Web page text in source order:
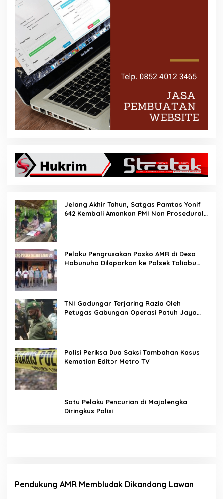
Jelang Akhir Tahun, Satgas Pamtas Yonif
642 Kembali Amankan PMI Non Prosedural
Pelaku Pengrusakan Posko AMR di Desa
Habunuha Dilaporkan ke Polsek Taliabu
TNI Gadungan Terjaring Razia Oleh
Petugas Gabungan Operasi Patuh Jaya
Polisi Periksa Dua Saksi Tambahan Kasus
Kematian Editor Metro TV
Satu Pelaku Pencurian di Majalengka
Diringkus Polisi
Pendukung AMR Membludak Dikandang Lawan